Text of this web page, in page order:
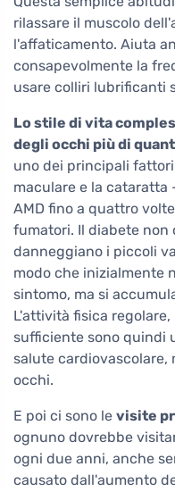
rilassare il muscolo
l'affaticamento. Aiuta
consapevolmente la
usare colliri lubrificanti
Lo stile di vita
degli occhi più di
uno dei principali
maculare e la cataratta
AMD fino a quattro
fumatori. Il diabete non
danneggiano i piccoli
modo che inizialmente
sintomo, ma si
L'attività fisica
sufficiente sono quindi
salute cardiovascolare,
occhi.
E poi ci sono le visite
ognuno dovrebbe
ogni due anni, anche
causato dall'aumento